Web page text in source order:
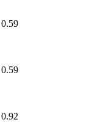
0.59
0.59
0.92